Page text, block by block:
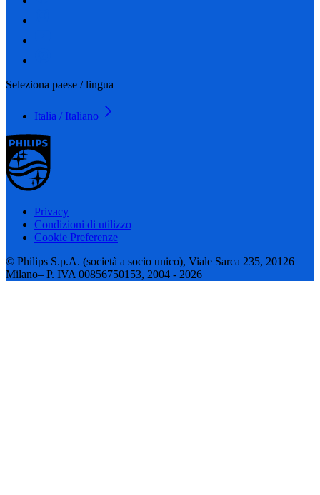
Seleziona paese / lingua
Italia / Italiano
Privacy
Condizioni di utilizzo
Cookie Preferenze
© Philips S.p.A. (società a socio unico), Viale Sarca 235, 20126
Milano– P. IVA 00856750153, 2004 - 2026